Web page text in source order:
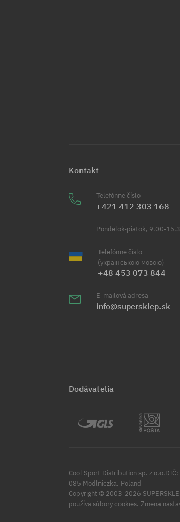
Kontakt
Telefónne číslo
+421 412 303 168
Pondelok-piatok, 9.00-
Telefónne číslo
(українською мовою)
+48 453 073 844
E-mailová adresa
info@supersklep.sk
Dodávatelia
Cool Sport Distribution sp. z
085 Modlniczka, Poland
Copyright © 2003-2026
používa súbory cookies. Zmena